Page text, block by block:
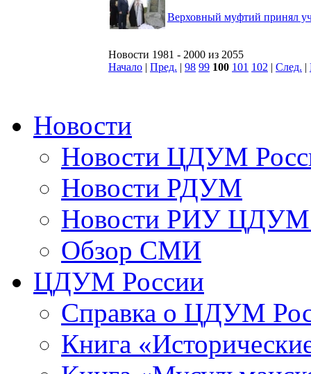
Верховный муфтий принял
Новости 1981 - 2000 из 2055
Начало | Пред. | 98 99 100 101 102 | След. |
Новости
Новости ЦДУМ
Новости РДУМ
Новости РИУ ЦДУМ
Обзор СМИ
ЦДУМ России
Справка о ЦДУМ
Книга